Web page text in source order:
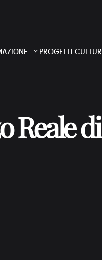
PROGETTI
Reale